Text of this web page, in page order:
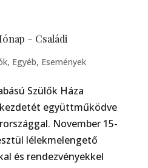
– Családi
, Egyéb, Események
Szülők Háza
együttműködve
November 15-
lélekmelengető
és rendezvényekkel